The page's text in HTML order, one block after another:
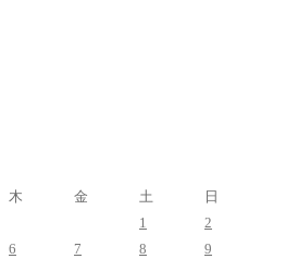
木 金 土
日
1
2
6 7 8
9